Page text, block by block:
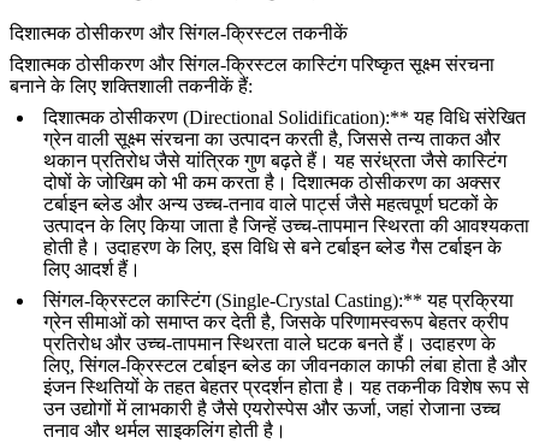
दिशात्मक ठोसीकरण और सिंगल-क्रिस्टल तकनीकें
दिशात्मक ठोसीकरण और सिंगल-क्रिस्टल कास्टिंग परिष्कृत सूक्ष्म संरचना
बनाने के लिए शक्तिशाली तकनीकें हैं:
दिशात्मक ठोसीकरण (Directional Solidification):** यह विधि संरेखित
ग्रेन वाली सूक्ष्म संरचना का उत्पादन करती है, जिससे तन्य ताकत और
थकान प्रतिरोध जैसे यांत्रिक गुण बढ़ते हैं। यह सरंध्रता जैसे कास्टिंग
दोषों के जोखिम को भी कम करता है। दिशात्मक ठोसीकरण का अक्सर
टर्बाइन ब्लेड और अन्य उच्च-तनाव वाले पार्ट्स जैसे महत्वपूर्ण घटकों के
उत्पादन के लिए किया जाता है जिन्हें उच्च-तापमान स्थिरता की आवश्यकता
होती है। उदाहरण के लिए, इस विधि से बने टर्बाइन ब्लेडगैस टर्बाइनके
लिए आदर्श हैं।
सिंगल-क्रिस्टल कास्टिंग (Single-Crystal Casting):** यह प्रक्रिया
ग्रेन सीमाओं को समाप्त कर देती है, जिसके परिणामस्वरूप बेहतर क्रीप
प्रतिरोध और उच्च-तापमान स्थिरता वाले घटक बनते हैं। उदाहरण के
लिए, सिंगल-क्रिस्टल टर्बाइन ब्लेड का जीवनकाल काफी लंबा होता है और
इंजन स्थितियों के तहत बेहतर प्रदर्शन होता है। यह तकनीक विशेष रूप से
उन उद्योगों में लाभकारी है जैसेएयरोस्पेस औरऊर्जा, जहां रोजाना उच्च
तनाव और थर्मल साइकलिंग होती है।